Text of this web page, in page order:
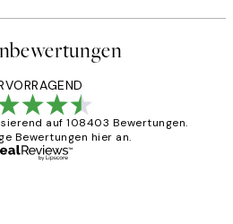
auf 108403 Bewertungen.
Bewertungen hier an.